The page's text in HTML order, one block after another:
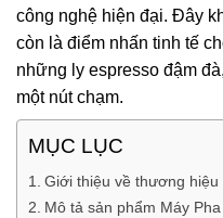
công nghệ hiện đại. Đây
còn là điểm nhấn tinh tế
những ly espresso đậm
một nút chạm.
MỤC LỤC
Giới thiệu về thương hiệu
Mô tả sản phẩm Máy